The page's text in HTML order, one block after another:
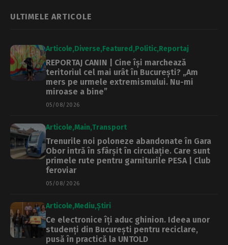
ULTIMELE ARTICOLE
Articole Diverse Featured Politic Reportaj
REPORTAJ CANIN | Cine își marchează
teritoriul cel mai urât în București? „Am
mers pe urmele extremismului. Nu-mi
miroase a bine”
05/08/2026
Articole Main Transport
Trenurile noi poloneze abandonate în Gara
Obor intră în sfârșit în circulație. Care sunt
primele rute pentru garniturile PESA | Club
feroviar
05/08/2026
Articole Mediu Știri
Ce electronice îți aduc ghinion. Ideea unor
studenți din București pentru reciclare,
pusă în practică la UNTOLD